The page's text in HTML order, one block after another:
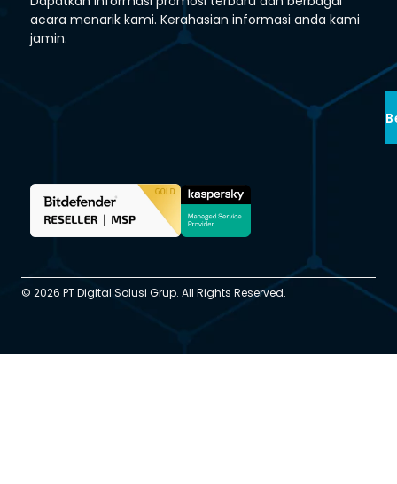
acara menarik kami. Kerahasian informasi anda kami
jamin.
© 2026 PT Digital Solusi Grup. All Rights Reserved.